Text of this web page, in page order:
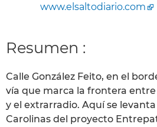
www.elsaltodiario.com
Resumen :
Calle González Feito, en el
vía que marca la frontera
y el extrarradio. Aquí se
Carolinas del proyecto